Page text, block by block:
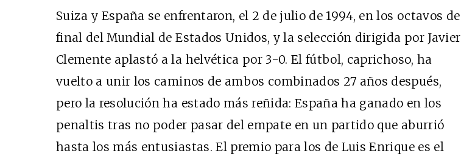
Suiza y España se enfrentaron, el 2 de julio de 1994, en los octavos de
final del Mundial de Estados Unidos, y la selección dirigida por Javier
Clemente aplastó a la helvética por 3-0. El fútbol, caprichoso, ha
vuelto a unir los caminos de ambos combinados 27 años después,
pero la resolución ha estado más reñida: España ha ganado en los
penaltis tras no poder pasar del empate en un partido que aburrió
hasta los más entusiastas. El premio para los de Luis Enrique es el
Cine desde los márgenes
EDICIÓN MÉXICO